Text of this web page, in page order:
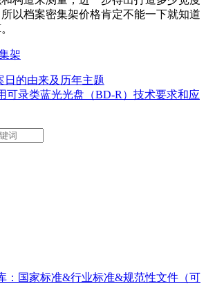
以档案密集架价格肯定不能一下就知道
架
日的由来及历年主题
可录类蓝光光盘（BD-R）技术要求和应
：国家标准&行业标准&规范性文件（可